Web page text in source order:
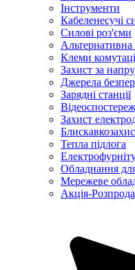
Інструменти
Кабеленесучі
Силові роз'єми
Альтернативна
Клеми
Захист за
Джерела
Зарядні станції
Захист
Тепла підлога
Обладнання
Мережеве
Акція-